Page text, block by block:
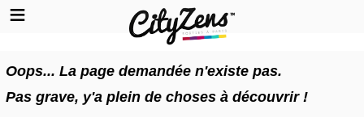
Oops... La page demandée n'existe pas.
Pas grave, y'a plein de choses à découvrir !